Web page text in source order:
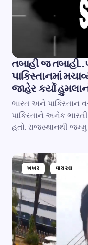
તબાહી જ
પાકિસ્તાનમાં
જાહેર કર્યો
ભારત અને પાકિસ્તાન
પાકિસ્તાને અનેક
હતો. રાજસ્થાનથી
ખબર વાયરલ